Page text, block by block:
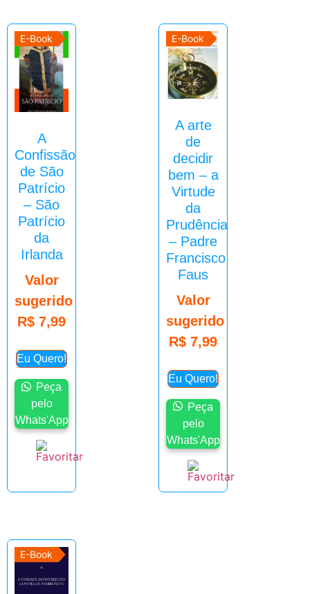
E-Book
A
Confissão
de São
Patrício
– São
Patrício
da
Irlanda
Valor
sugerido
R$ 7,99
Eu Quero!
Peça
pelo
Whats'App
E-Book
A arte
de
decidir
bem – a
Virtude
da
Prudência
– Padre
Francisco
Faus
Valor
sugerido
R$ 7,99
Eu Quero!
Peça
pelo
Whats'App
E-Book